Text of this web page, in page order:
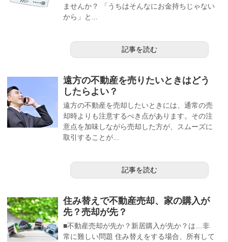
ませんか？ 「うちはそんなにお金持ちじゃない
から」と...
記事を読む
遠方の不動産を売りたいときはどう
したらよい？
遠方の不動産を売却したいときには、通常の売
却時よりも注意するべき点があります。その注
意点を加味しながら売却した方が、スムーズに
取引することが...
記事を読む
住み替えで不動産売却、家の購入が
先？売却が先？
■不動産売却が先か？新居購入が先か？は…非
常に難しい問題 住み替えをする場合、所有して